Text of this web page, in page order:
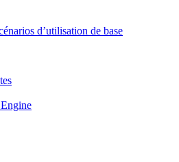
d’utilisation de base